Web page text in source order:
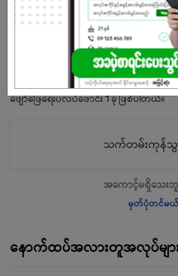
Group သည် Myanmar Employer Awards
2020၊ 2022 တွင် မြန်မာနိုင်ငံတွင် အလုပ်
ဆုရှင်၊ 5BB Broadband ဟု လူသိများသော
Award ရရှိထားသော Home of the
အမှတ်တံဆိပ်နှင့် The Asian Telecom
Telecom Awards 2023 1 အွန်လိုင်း
ဖျော်ဖြေရေးပလပ်ဖောင်း 1 ခု ဖြစ်ပါတယ်။
သက်တမ်းကုန်သွာ
အကောင့်မရှိသေးဘူ
မှတ်ပုံတင်မယ်
နောက်ထပ်အလားတူအလုပ်မျာ